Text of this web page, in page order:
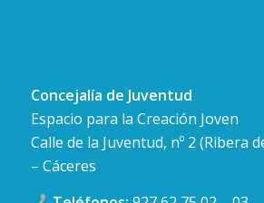
Concejalía de Juventud
Espacio para la Creación Joven
Calle de la Juventud, nº 2 (Ribera
– Cáceres